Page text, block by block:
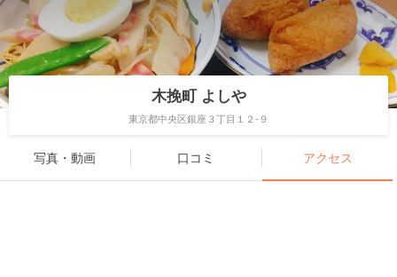
木挽町 よしや
東京都中央区銀座３丁目１２-９
写真・動画 口コミ アクセス